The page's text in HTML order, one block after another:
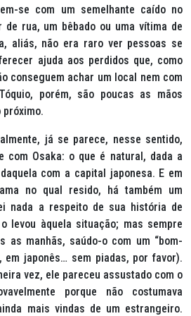
se com um semelhante caído no
de rua, um bêbado ou uma vítima de
aliás, não era raro ver pessoas se
ajuda aos perdidos que, como
conseguem achar um local nem com
porém, são poucas as mãos
já se parece, nesse sentido,
com Osaka: o que é natural, dada a
com a capital japonesa. E em
no qual resido, há também um
nada a respeito de sua história de
levou àquela situação; mas sempre
as manhãs, saúdo-o com um “bom-
em japonês… sem piadas, por favor).
vez, ele pareceu assustado com o
porque não costumava
mais vindas de um estrangeiro.